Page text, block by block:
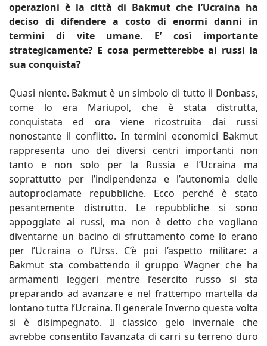
operazioni è la città di Bakmut che l’Ucraina ha
deciso di difendere a costo di enormi danni in
termini di vite umane. E’ così importante
strategicamente? E cosa permetterebbe ai russi la
sua conquista?
Quasi niente. Bakmut è un simbolo di tutto il Donbass,
come lo era Mariupol, che è stata distrutta,
conquistata ed ora viene ricostruita dai russi
nonostante il conflitto. In termini economici Bakmut
rappresenta uno dei diversi centri importanti non
tanto e non solo per la Russia e l’Ucraina ma
soprattutto per l’indipendenza e l’autonomia delle
autoproclamate repubbliche. Ecco perché è stato
pesantemente distrutto. Le repubbliche si sono
appoggiate ai russi, ma non è detto che vogliano
diventarne un bacino di sfruttamento come lo erano
per l’Ucraina o l’Urss. C’è poi l’aspetto militare: a
Bakmut sta combattendo il gruppo Wagner che ha
armamenti leggeri mentre l’esercito russo si sta
preparando ad avanzare e nel frattempo martella da
lontano tutta l’Ucraina. Il generale Inverno questa volta
si è disimpegnato. Il classico gelo invernale che
avrebbe consentito l’avanzata di carri su terreno duro